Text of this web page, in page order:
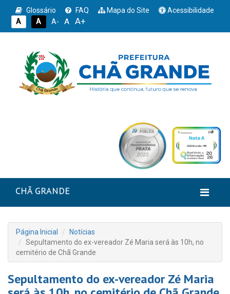
Glossário FAQ Mapa do Site
Acessibilidade
A
A A- A A+
CHÃ GRANDE
Página Inicial
Notícias
Sepultamento do ex-vereador Zé Maria será às 10h, no
cemitério de Chã Grande
Sepultamento do ex-vereador Zé Maria